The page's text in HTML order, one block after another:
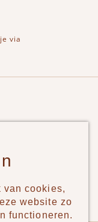
via
van cookies,
website zo
functioneren.